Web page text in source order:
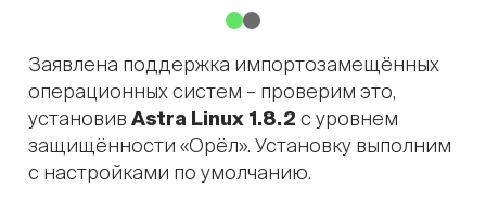
Заявлена поддержка импортозамещённых
операционных систем – проверим это,
установив Astra Linux 1.8.2 с уровнем
защищённости «Орёл». Установку выполним
с настройками по умолчанию.